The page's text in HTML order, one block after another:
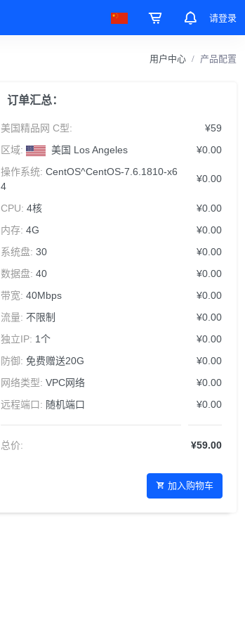
请登录
用户中心 产品配置
订单汇总：
美国精品网 C型:
¥59
区域:
美国 Los Angeles
¥0.00
操作系统: CentOS^CentOS-7.6.1810-x6
4
¥0.00
CPU: 4核
¥0.00
内存: 4G
¥0.00
系统盘: 30
¥0.00
数据盘: 40
¥0.00
带宽: 40Mbps
¥0.00
流量: 不限制
¥0.00
独立IP: 1个
¥0.00
防御: 免费赠送20G
¥0.00
网络类型: VPC网络
¥0.00
远程端口: 随机端口 ¥0.00
总价: ¥59.00
加入购物车